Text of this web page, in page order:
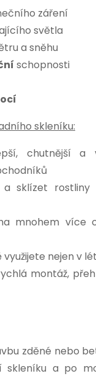
záření
světla
a sněhu
schopnosti
skleníku:
chutnější a
sklízet rostliny
mnohem více
nejen v
montáž,
zděné nebo
a po